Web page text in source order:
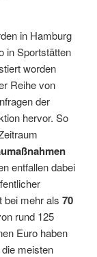
in Hamburg
in Sportstätten
worden
Reihe von
der
hervor. So
entfallen dabei
bei mehr als 70
rund 125
Euro haben
meisten